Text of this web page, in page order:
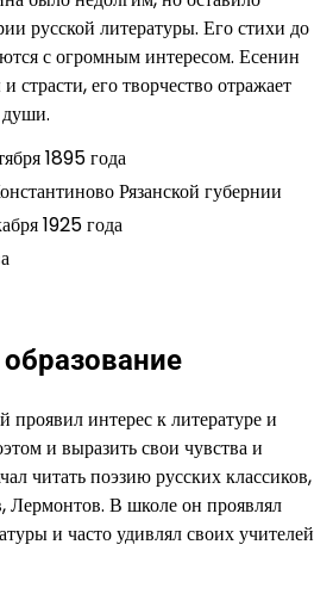
русской литературы. Его стихи до
с огромным интересом. Есенин
страсти, его творчество отражает
души.
1895 года
Рязанской губернии
1925 года
интерес к литературе и
и выразить свои чувства и
читать поэзию русских классиков,
В школе он проявлял
и часто удивлял своих учителей